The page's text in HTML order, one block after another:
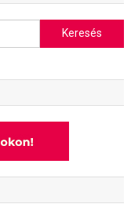
Keresés: